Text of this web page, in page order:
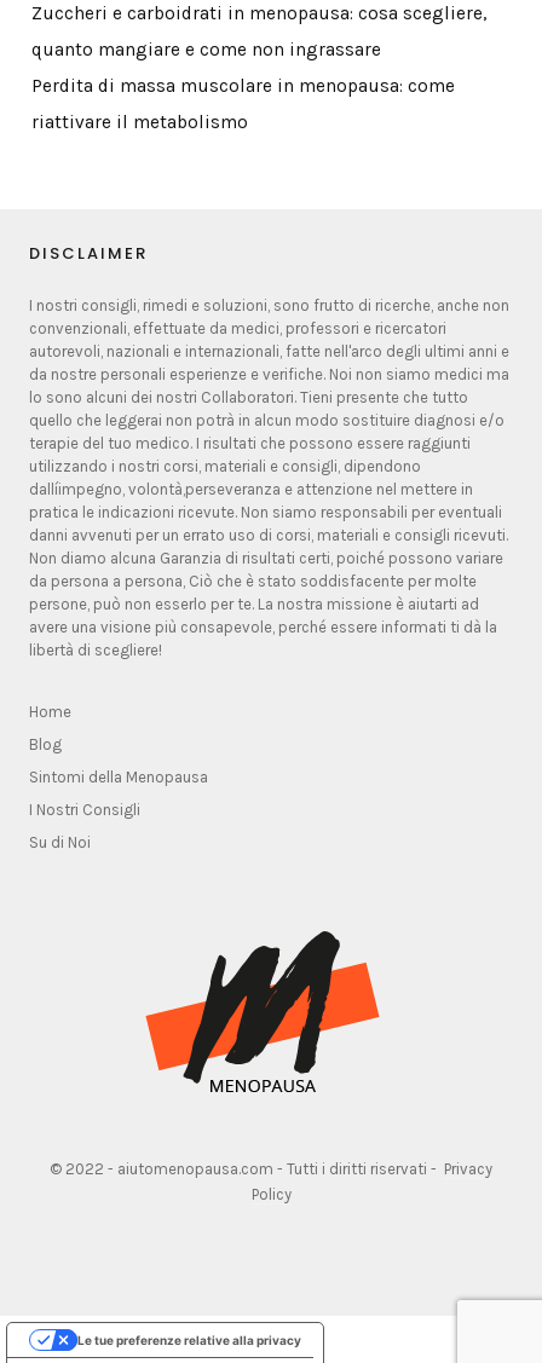
Zuccheri e carboidrati in menopausa: cosa scegliere,
quanto mangiare e come non ingrassare
Perdita di massa muscolare in menopausa: come
riattivare il metabolismo
DISCLAIMER
I nostri consigli, rimedi e soluzioni, sono frutto di ricerche, anche non
convenzionali, effettuate da medici, professori e ricercatori
autorevoli, nazionali e internazionali, fatte nell'arco degli ultimi anni e
da nostre personali esperienze e verifiche. Noi non siamo medici ma
lo sono alcuni dei nostri Collaboratori. Tieni presente che tutto
quello che leggerai non potrà in alcun modo sostituire diagnosi e/o
terapie del tuo medico. I risultati che possono essere raggiunti
utilizzando i nostri corsi, materiali e consigli, dipendono
dallíimpegno, volontà,perseveranza e attenzione nel mettere in
pratica le indicazioni ricevute. Non siamo responsabili per eventuali
danni avvenuti per un errato uso di corsi, materiali e consigli ricevuti.
Non diamo alcuna Garanzia di risultati certi, poiché possono variare
da persona a persona, Ciò che è stato soddisfacente per molte
persone, può non esserlo per te. La nostra missione è aiutarti ad
avere una visione più consapevole, perché essere informati ti dà la
libertà di scegliere!
Home
Blog
Sintomi della Menopausa
I Nostri Consigli
Su di Noi
© 2022 - aiutomenopausa.com - Tutti i diritti riservati - Privacy
Policy
Le tue preferenze relative alla privacy